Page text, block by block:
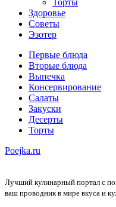
Торты
Здоровье
Советы
Эзотер
Первые блюда
Вторые блюда
Выпечка
Консервирование
Салаты
Закуски
Десерты
Торты
Poejka.ru
Лучший кулинарный портал с
ваш проводник в мире вкуса и